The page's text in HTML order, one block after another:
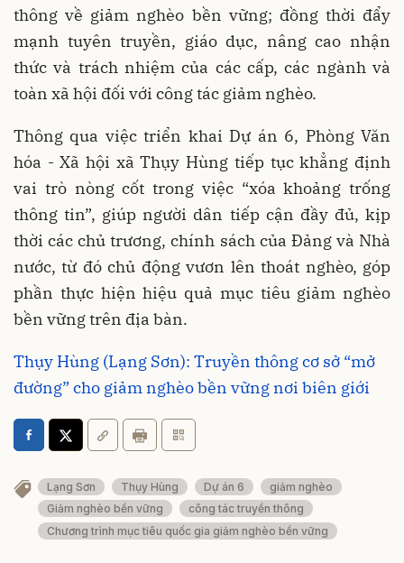
thông về giảm nghèo bền vững; đồng thời đẩy
mạnh tuyên truyền, giáo dục, nâng cao nhận
thức và trách nhiệm của các cấp, các ngành và
toàn xã hội đối với công tác giảm nghèo.
Thông qua việc triển khai Dự án 6, Phòng Văn
hóa - Xã hội xã Thụy Hùng tiếp tục khẳng định
vai trò nòng cốt trong việc “xóa khoảng trống
thông tin”, giúp người dân tiếp cận đầy đủ, kịp
thời các chủ trương, chính sách của Đảng và Nhà
nước, từ đó chủ động vươn lên thoát nghèo, góp
phần thực hiện hiệu quả mục tiêu giảm nghèo
bền vững trên địa bàn.
Thụy Hùng (Lạng Sơn): Truyền thông cơ sở “mở
đường” cho giảm nghèo bền vững nơi biên giới
Lạng Sơn Thụy Hùng Dự án 6
giảm nghèo
Giảm nghèo bền vững
công tác truyền thông
Chương trình mục tiêu quốc gia giảm nghèo bền vững